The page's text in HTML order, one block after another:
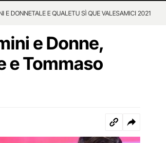
E DONNETALE E QUALETU SÌ QUE VALESAMICI 2021
e Donne,
e Tommaso